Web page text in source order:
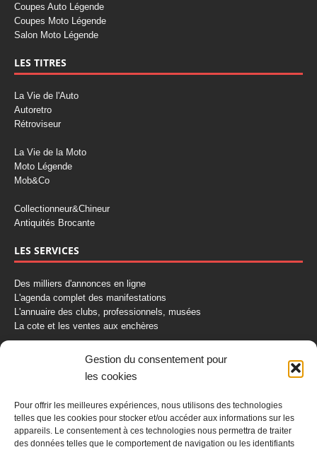
Gestion du consentement pour
les cookies
Pour offrir les meilleures expériences, nous utilisons des technologies
telles que les cookies pour stocker et/ou accéder aux informations sur les
appareils. Le consentement à ces technologies nous permettra de traiter
des données telles que le comportement de navigation ou les identifiants
Coupes Auto Légende
Coupes Moto Légende
Salon Moto Légende
LES TITRES
La Vie de l'Auto
Autoretro
Rétroviseur
La Vie de la Moto
Moto Légende
Mob&Co
Collectionneur&Chineur
Antiquités Brocante
LES SERVICES
Des milliers d'annonces en ligne
L'agenda complet des manifestations
L'annuaire des clubs, professionnels, musées
La cote et les ventes aux enchères
La Boutique du Collectionneur
AUTORETRO